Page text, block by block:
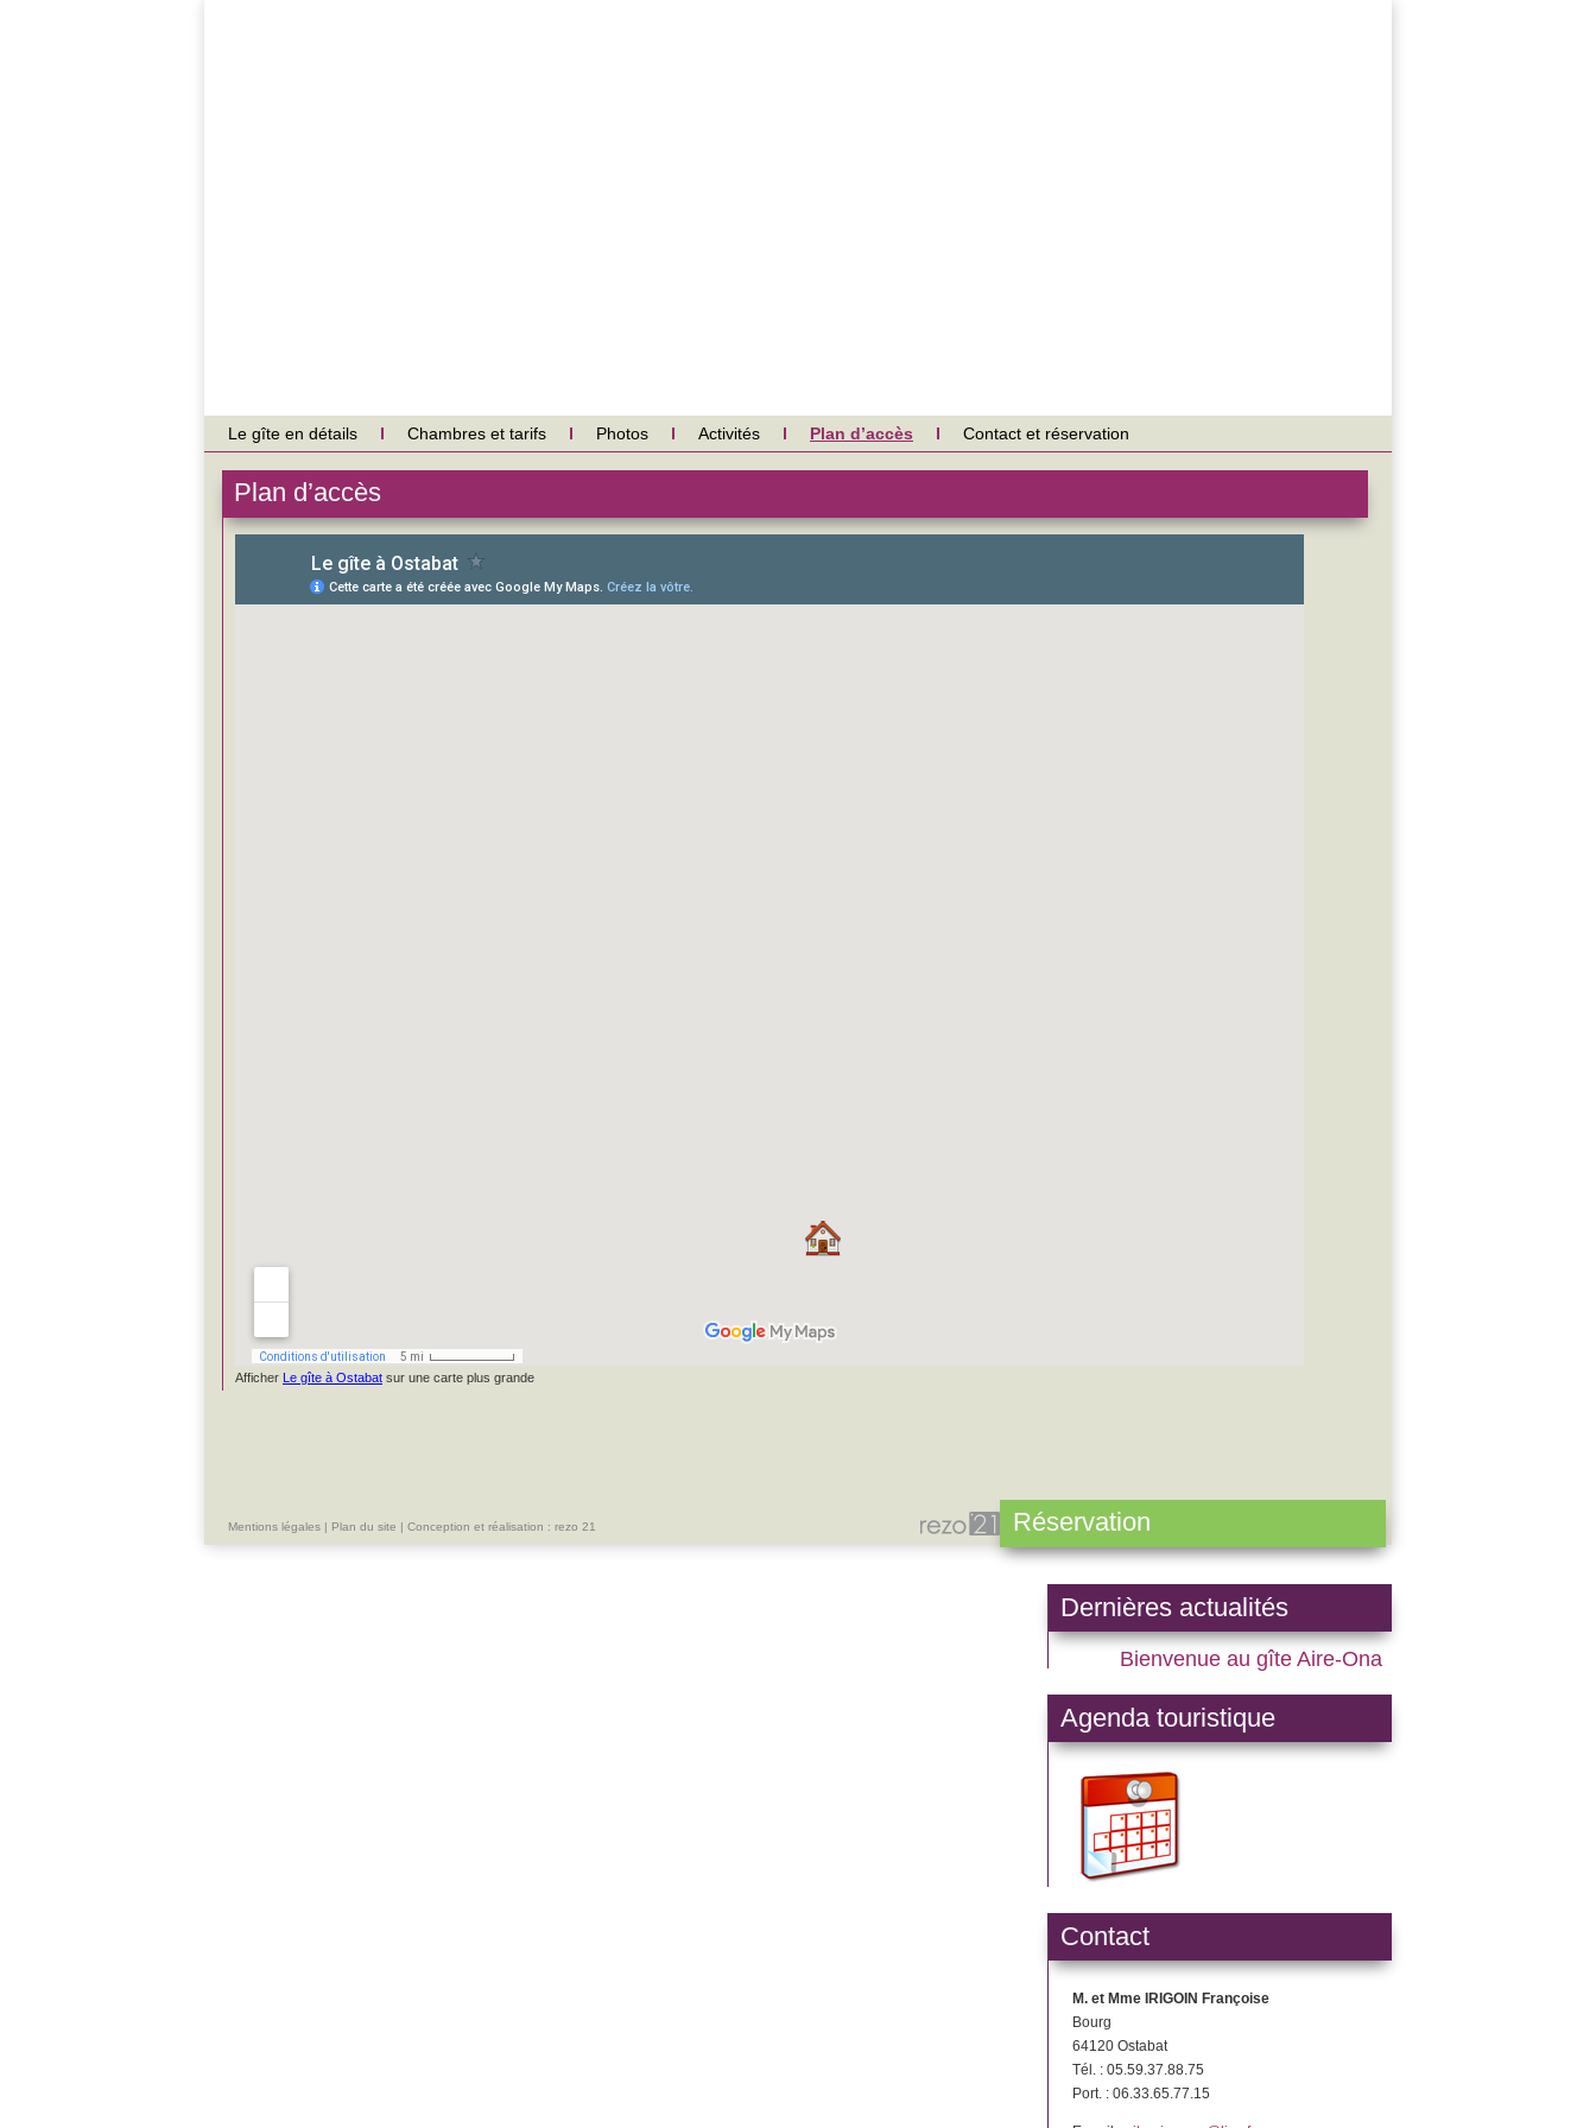
Le gîte en détails Chambres et tarifs Photos Activités Plan d’accès Contact et réservation
Plan d’accès
Afficher Le gîte à Ostabat sur une carte plus grande
Réservation
Dernières actualités
Bienvenue au gîte Aire-Ona
Agenda touristique
Contact
M. et Mme IRIGOIN Françoise
Bourg
64120 Ostabat
Tél. : 05.59.37.88.75
Port. : 06.33.65.77.15
Mentions légales | Plan du site | Conception et réalisation : rezo 21